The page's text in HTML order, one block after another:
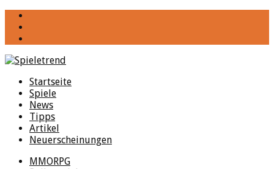
Startseite
Spiele
News
Tipps
Artikel
Neuerscheinungen
MMORPG